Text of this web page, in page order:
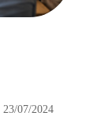
23/07/2024